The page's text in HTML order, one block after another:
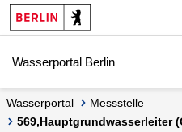
Springe zur Navigation
Springe zum Inhalt
Wasserportal Berlin
Wasserportal
Messstelle
569,Hauptgrundwasserleiter